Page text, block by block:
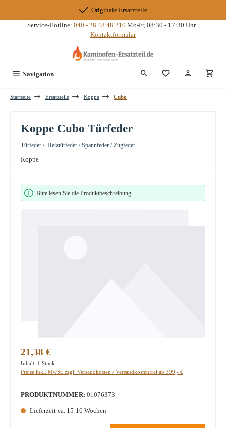
Originale Ersatzteile
Service-Hotline: 040 - 28 48 48 210 Mo-Fr, 08:30 - 17:30 Uhr |
Kontaktformular
Navigation Du hast 0
Startseite Ersatzteile Koppe Cubo
Koppe Cubo Türfeder
Türfeder / Heiztürfeder / Spannfeder / Zugfeder
Koppe
Bildergalerie überspringen
Bitte lesen Sie die Produktbeschreibung.
Regulärer Preis:
21,38 €
Inhalt: 1 Stück
Preise inkl. MwSt. zzgl. Versandkosten / Versandkostenfrei ab 399,- €
PRODUKTNUMMER: 01076373
Lieferzeit ca. 15-16 Wochen